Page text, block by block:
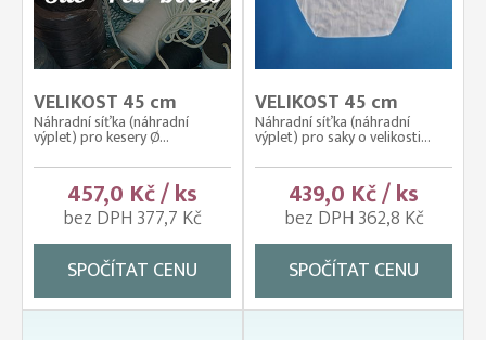
VELIKOST 45 cm
Náhradní síťka (náhradní
výplet) pro kesery Ø...
457,0 Kč / ks
bez DPH 377,7 Kč
SPOČÍTAT CENU
VELIKOST 45 cm
Náhradní síťka (náhradní
výplet) pro saky o velikosti...
439,0 Kč / ks
bez DPH 362,8 Kč
SPOČÍTAT CENU